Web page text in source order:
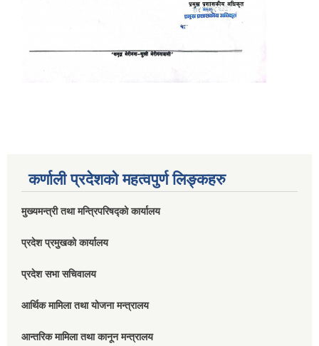
कर्णाली प्रदेशको महत्वपुर्ण लिङ्कहरु
मुख्यमन्त्री तथा मन्त्रिपरिषद्को कार्यालय
प्रदेश प्रमुखको कार्यालय
प्रदेश सभा सचिवालय
आर्थिक मामिला तथा योजना मन्त्रालय
आन्तरिक मामिला तथा कानून मन्त्रालय